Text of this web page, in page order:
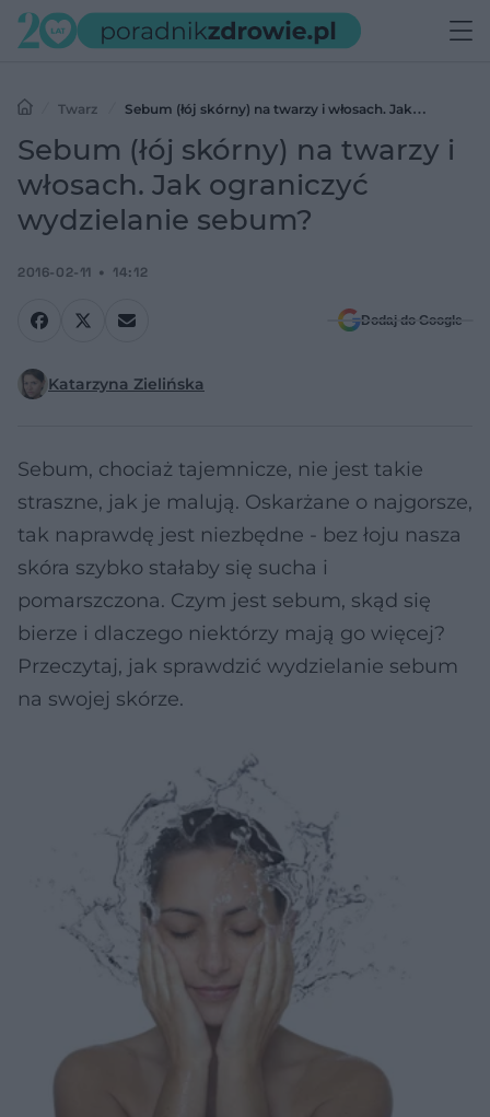
Twarz
Sebum (łój skórny) na twarzy i włosach. Jak
ograniczyć wydzielanie sebum?
Sebum (łój skórny) na twarzy i
włosach. Jak ograniczyć
wydzielanie sebum?
2016-02-11 14:12
Dodaj do Google
Katarzyna Zielińska
Sebum, chociaż tajemnicze, nie jest takie
straszne, jak je malują. Oskarżane o najgorsze,
tak naprawdę jest niezbędne - bez łoju nasza
skóra szybko stałaby się sucha i
pomarszczona. Czym jest sebum, skąd się
bierze i dlaczego niektórzy mają go więcej?
Przeczytaj, jak sprawdzić wydzielanie sebum
na swojej skórze.